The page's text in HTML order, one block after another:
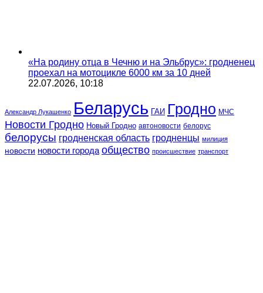
«На родину отца в Чечню и на Эльбрус»: гродненец
проехал на мотоцикле 6000 км за 10 дней
22.07.2026, 10:18
Александр Лукашенко Беларусь ГАИ Гродно МЧС
Новости Гродно Новый Гродно автоновости белорус
белорусы гродненская область гродненцы милиция
новости новости города общество происшествие транспорт